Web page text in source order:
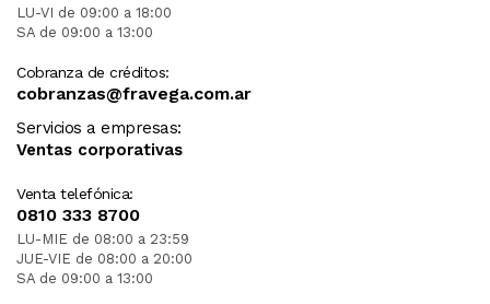
LU-VI de 09:00 a 18:00
SA de 09:00 a 13:00
Cobranza de créditos:
cobranzas@fravega.com.ar
Servicios a empresas:
Ventas corporativas
Venta telefónica:
0810 333 8700
LU-MIE de 08:00 a 23:59
JUE-VIE de 08:00 a 20:00
SA de 09:00 a 13:00